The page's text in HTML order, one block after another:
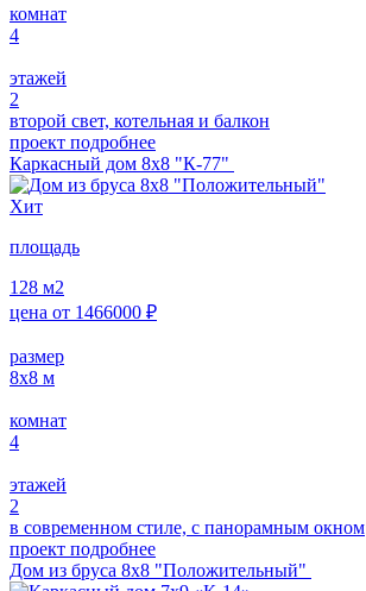
комнат
4
этажей
2
второй свет, котельная и балкон
проект подробнее
Каркасный дом 8х8 "К-77"
Хит
площадь
128 м2
цена от 1466000 ₽
размер
8х8 м
комнат
4
этажей
2
в современном стиле, с панорамным окном
проект подробнее
Дом из бруса 8х8 "Положительный"